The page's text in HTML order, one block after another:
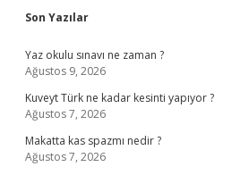
Sidebar
Son Yazılar
Yaz okulu sınavı ne zaman ?
Ağustos 9, 2026
Kuveyt Türk ne kadar kesinti yapıyor ?
Ağustos 7, 2026
Makatta kas spazmı nedir ?
Ağustos 7, 2026